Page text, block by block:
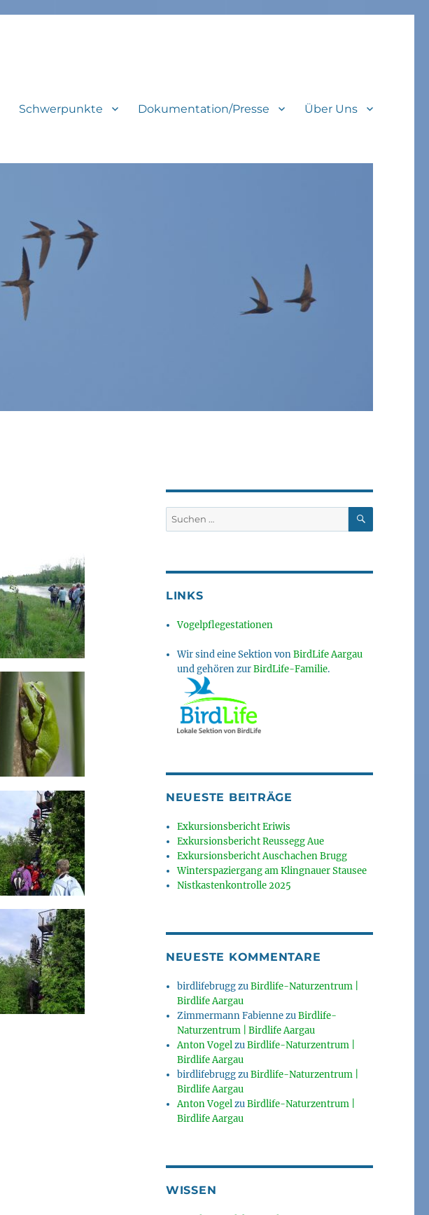
Schwerpunkte Dokumentation/Presse Über Uns
Suchen
nach:
SUCHEN
LINKS
Vogelpflegestationen
Wir sind eine Sektion vonBirdLife Aargau
und gehören zurBirdLife-Familie.
NEUESTE BEITRÄGE
Exkursionsbericht Eriwis
Exkursionsbericht Reussegg Aue
Exkursionsbericht Auschachen Brugg
Winterspaziergang am Klingnauer Stausee
Nistkastenkontrolle 2025
NEUESTE KOMMENTARE
birdlifebruggzuBirdlife-Naturzentrum |
Birdlife Aargau
Zimmermann FabiennezuBirdlife-
Naturzentrum | Birdlife Aargau
Anton VogelzuBirdlife-Naturzentrum |
Birdlife Aargau
birdlifebruggzuBirdlife-Naturzentrum |
Birdlife Aargau
Anton VogelzuBirdlife-Naturzentrum |
Birdlife Aargau
WISSEN